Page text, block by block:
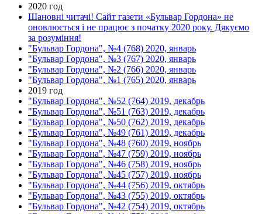
2020 год
Шановні читачі! Сайт газети «Бульвар Гордона» не
оновлюється і не працює з початку 2020 року. Дякуємо
за розуміння!
"Бульвар Гордона", №4 (768) 2020, январь
"Бульвар Гордона", №3 (767) 2020, январь
"Бульвар Гордона", №2 (766) 2020, январь
"Бульвар Гордона", №1 (765) 2020, январь
2019 год
"Бульвар Гордона", №52 (764) 2019, декабрь
"Бульвар Гордона", №51 (763) 2019, декабрь
"Бульвар Гордона", №50 (762) 2019, декабрь
"Бульвар Гордона", №49 (761) 2019, декабрь
"Бульвар Гордона", №48 (760) 2019, ноябрь
"Бульвар Гордона", №47 (759) 2019, ноябрь
"Бульвар Гордона", №46 (758) 2019, ноябрь
"Бульвар Гордона", №45 (757) 2019, ноябрь
"Бульвар Гордона", №44 (756) 2019, октябрь
"Бульвар Гордона", №43 (755) 2019, октябрь
"Бульвар Гордона", №42 (754) 2019, октябрь